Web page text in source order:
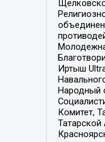
Иртыш
Народный
Комитет,